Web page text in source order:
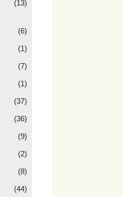
(13)
(6)
(1)
(7)
(1)
(37)
(36)
(9)
(2)
(8)
(44)